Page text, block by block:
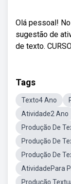
Olá pessoal!
sugestão de
de texto.
Tags
Texto4 Ano
Atividade2 Ano
Produção De
Produção De
Produção De
AtividadePara
Produção